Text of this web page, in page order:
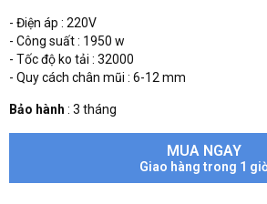
- Điện áp : 220V
- Công suất : 1950 w
- Tốc độ ko tải : 32000
- Quy cách chân mũi : 6-12 mm
Bảo hành : 3 tháng
MUA NGAY
Giao hàng trong 1